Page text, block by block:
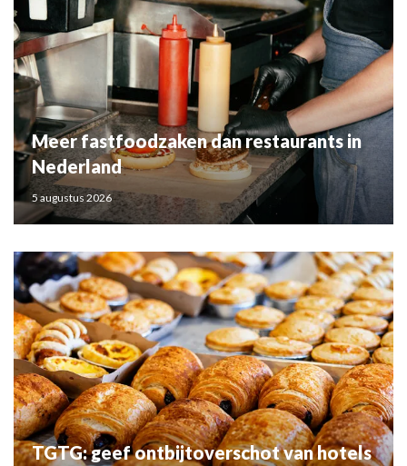
Meer fastfoodzaken dan restaurants in
Nederland
5 augustus 2026
TGTG: geef ontbijtoverschot van hotels